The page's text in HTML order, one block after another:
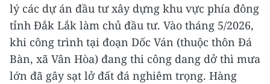
lý các dự án đầu tư xây dựng khu vực phía đông
tỉnh Đắk Lắk làm chủ đầu tư. Vào tháng 5/2026,
khi công trình tại đoạn Dốc Ván (thuộc thôn Đá
Bàn, xã Vân Hòa) đang thi công dang dở thì mưa
lớn đã gây sạt lở đất đá nghiêm trọng. Hàng